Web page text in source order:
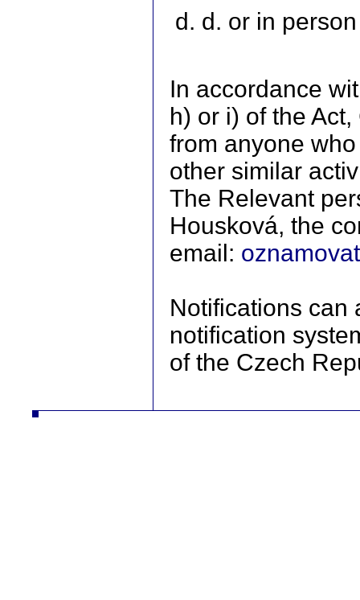
d. or in
In accordance
h) or i) of the
from anyone
other similar
The Relevant
Housková, the
email:
Notifications can
notification
of the Czech